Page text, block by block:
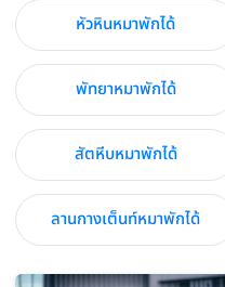
หัวหินหมาพักได้
พัทยาหมาพักได้
สัตหีบหมาพักได้
ลานกางเต็นท์หมาพักได้